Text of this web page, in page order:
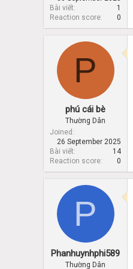
Bài viết
1
Reaction score
0
P
phú cái bè
Thường Dân
Joined
26 September 2025
Bài viết
14
Reaction score
0
P
Phanhuynhphi589
Thường Dân